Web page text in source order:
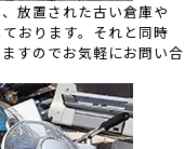
放置された古い倉庫や
おります。それと同時
すのでお気軽にお問い合